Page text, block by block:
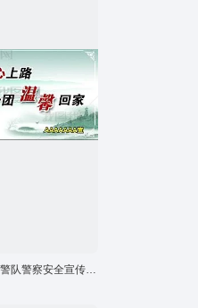
高速交警队警察安全宣传户外广告牌